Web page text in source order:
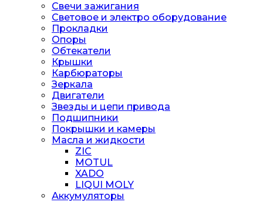
Свечи зажигания
Световое и электро оборудование
Прокладки
Опоры
Обтекатели
Крышки
Карбюраторы
Зеркала
Двигатели
Звезды и цепи привода
Подшипники
Покрышки и камеры
Масла и жидкости
ZIC
MOTUL
XADO
LIQUI MOLY
Аккумуляторы